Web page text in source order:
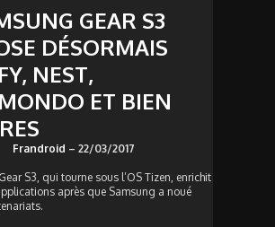
GEAR S3
DÉSORMAIS
NEST,
ET BIEN
Frandroid – 22/03/2017
S3, qui tourne sous l’OS Tizen, enrichit
après que Samsung a noué